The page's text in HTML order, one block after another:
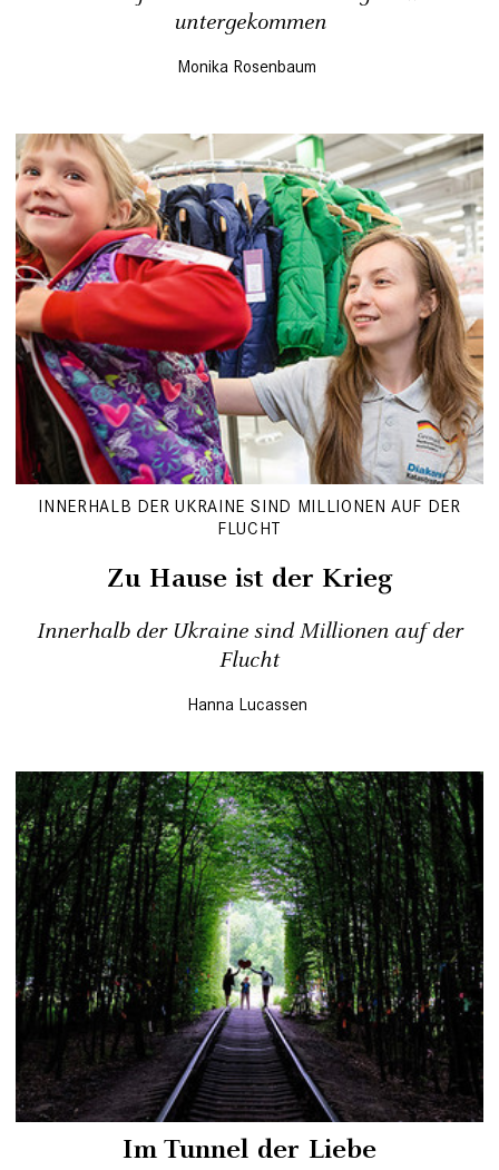
untergekommen
Monika Rosenbaum
INNERHALB DER UKRAINE SIND MILLIONEN AUF DER
FLUCHT
Zu Hause ist der Krieg
Innerhalb der Ukraine sind Millionen auf der
Flucht
Hanna Lucassen
Im Tunnel der Liebe